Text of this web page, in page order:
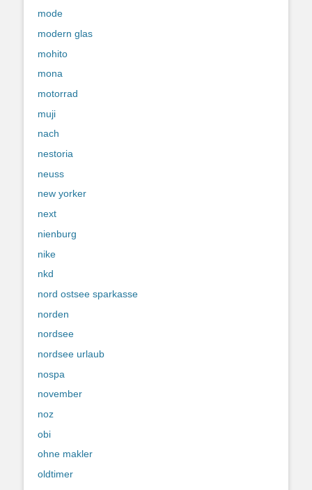
mode
modern glas
mohito
mona
motorrad
muji
nach
nestoria
neuss
new yorker
next
nienburg
nike
nkd
nord ostsee sparkasse
norden
nordsee
nordsee urlaub
nospa
november
noz
obi
ohne makler
oldtimer